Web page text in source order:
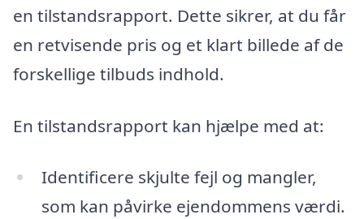
en tilstandsrapport. Dette sikrer, at du får
en retvisende pris og et klart billede af de
forskellige tilbuds indhold.
En tilstandsrapport kan hjælpe med at:
Identificere skjulte fejl og mangler,
som kan påvirke ejendommens værdi.